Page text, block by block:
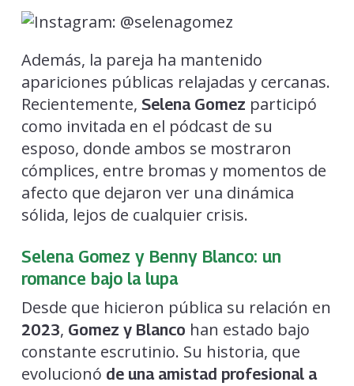
Además, la pareja ha mantenido
apariciones públicas relajadas y cercanas.
Recientemente, Selena Gomez participó
como invitada en el pódcast de su
esposo, donde ambos se mostraron
cómplices, entre bromas y momentos de
afecto que dejaron ver una dinámica
sólida, lejos de cualquier crisis.
Selena Gomez y Benny Blanco: un
romance bajo la lupa
Desde que hicieron pública su relación en
2023, Gomez y Blanco han estado bajo
constante escrutinio. Su historia, que
evolucionó de una amistad profesional a